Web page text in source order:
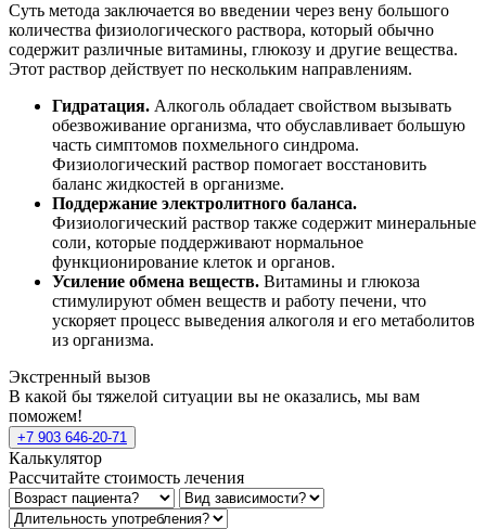
Суть метода заключается во введении через вену большого
количества физиологического раствора, который обычно
содержит различные витамины, глюкозу и другие вещества.
Этот раствор действует по нескольким направлениям.
Гидратация. Алкоголь обладает свойством вызывать
обезвоживание организма, что обуславливает большую
часть симптомов похмельного синдрома.
Физиологический раствор помогает восстановить
баланс жидкостей в организме.
Поддержание электролитного баланса.
Физиологический раствор также содержит минеральные
соли, которые поддерживают нормальное
функционирование клеток и органов.
Усиление обмена веществ. Витамины и глюкоза
стимулируют обмен веществ и работу печени, что
ускоряет процесс выведения алкоголя и его метаболитов
из организма.
Экстренный вызов
В какой бы тяжелой ситуации вы не оказались, мы вам
поможем!
+7 903 646-20-71
Калькулятор
Рассчитайте стоимость лечения